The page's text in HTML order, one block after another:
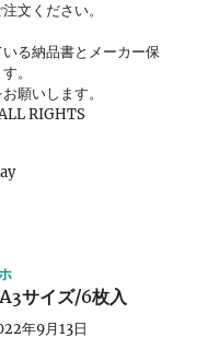
文ください。
る納品書とメーカー保
。
願いします。
RIGHTS
サイズ/6枚入
年9月13日